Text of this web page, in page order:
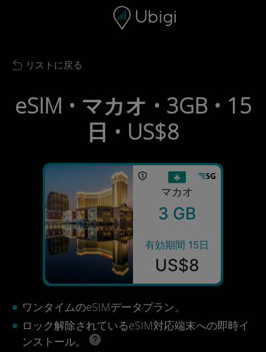
ナビゲーションバー フッター
Back to list
リストに戻る
eSIM • マカオ • 3GB • 15
日 • US$8
マカオ
3 GB
有効期間 15日
US$8
ワンタイムのeSIMデータプラン。
ロック解除されているeSIM対応端末への即時イ
ンストール。